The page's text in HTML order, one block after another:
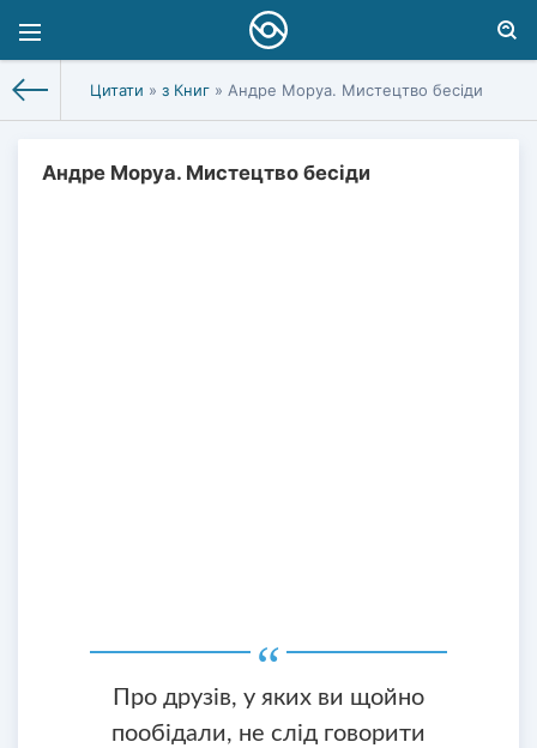
Цитати » з Книг » Андре Моруа. Мистецтво бесіди
Андре Моруа. Мистецтво бесіди
Про друзів, у яких ви щойно
пообідали, не слід говорити